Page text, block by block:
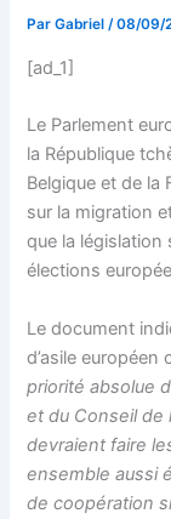
ParGabriel/08/09/
[ad_1]
Le Parlement
la République
Belgique et de la
sur la migration
que la
élections
Le document
d’asile européen
priorité absolue
et du Conseil de
devraient faire
ensemble aussi
de coopération